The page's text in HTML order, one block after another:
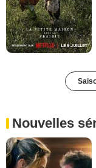
Nouvelles